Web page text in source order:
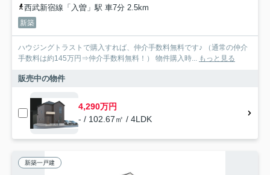
西武新宿線「入曽」駅 車7分 2.5km
新築
ハウジングトラストで購入すれば、仲介手数料無料です♪ （通常の仲介
手数料は約145万円⇒仲介手数料無料！） 物件購入時... もっと見る
販売中の物件
4,290万円
- / 102.67㎡ / 4LDK
新築一戸建